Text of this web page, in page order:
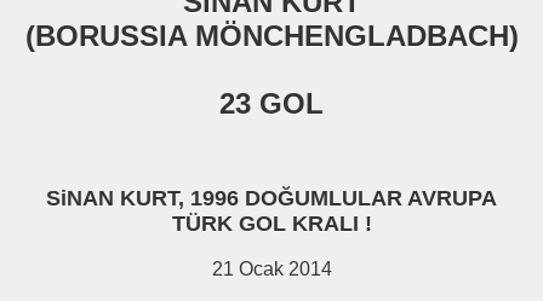
(BORUSSIA MÖNCHENGLADBACH)
23 GOL
SiNAN KURT, 1996 DOĞUMLULAR AVRUPA
TÜRK GOL KRALI !
21 Ocak 2014